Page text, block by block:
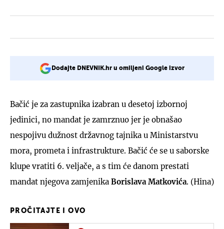
Dodajte DNEVNIK.hr u omiljeni Google izvor
Bačić je za zastupnika izabran u desetoj izbornoj
jedinici, no mandat je zamrznuo jer je obnašao
nespojivu dužnost državnog tajnika u Ministarstvu
mora, prometa i infrastrukture. Bačić će se u saborske
klupe vratiti 6. veljače, a s tim će danom prestati
mandat njegova zamjenika Borislava Matkovića. (Hina)
PROČITAJTE I OVO